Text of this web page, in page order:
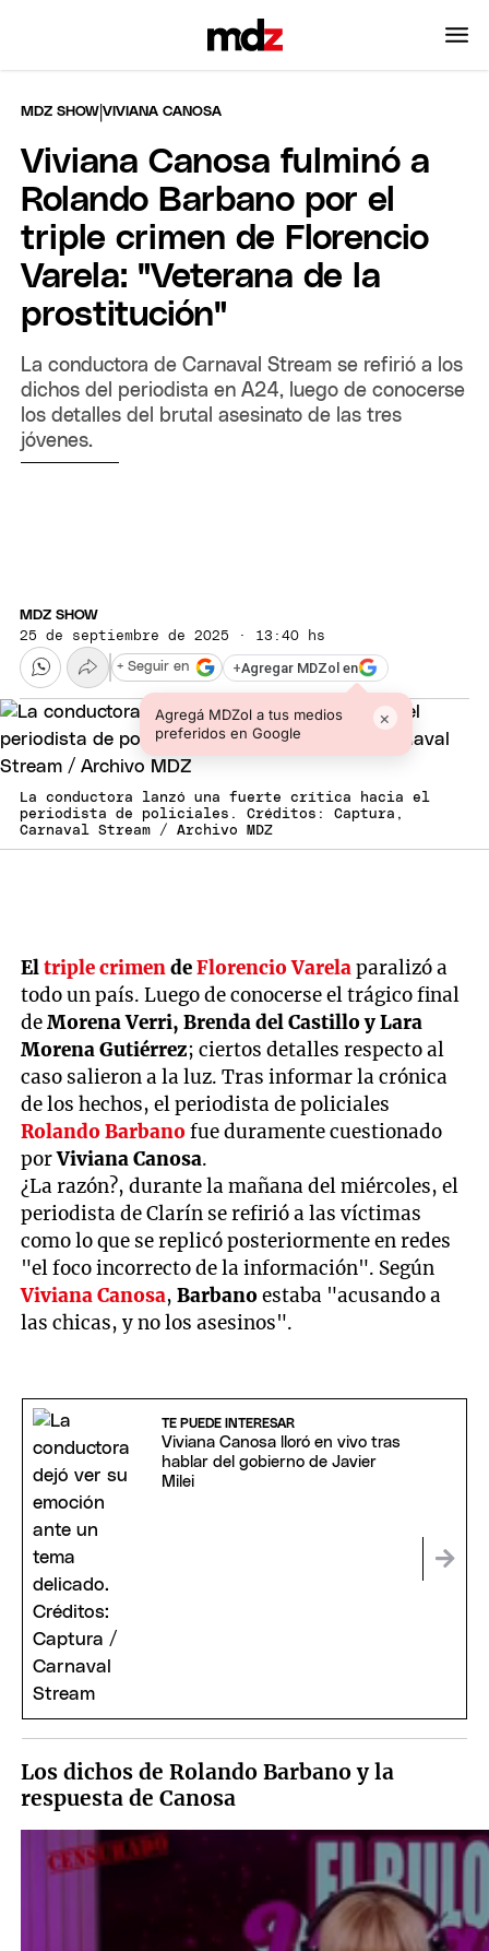
MDZ SHOW |VIVIANA CANOSA
Viviana Canosa fulminó a
Rolando Barbano por el
triple crimen de Florencio
Varela: "Veterana de la
prostitución"
La conductora de Carnaval Stream se refirió a los
dichos del periodista en A24, luego de conocerse
los detalles del brutal asesinato de las tres
jóvenes.
MDZ SHOW
25 de septiembre de 2025 · 13:40 hs
+Agregar MDZol en
Agregá MDZol a tus medios
preferidos en Google
×
+ Seguir en
La conductora lanzó una fuerte crítica hacia el
periodista de policiales. Créditos: Captura,
Carnaval Stream / Archivo MDZ
Eltriple crimendeFlorencio Varelaparalizó a
todo un país. Luego de conocerse el trágico final
deMorena Verri, Brenda del Castillo y Lara
Morena Gutiérrez; ciertos detalles respecto al
caso salieron a la luz. Tras informar la crónica
de los hechos, el periodista de policiales
Rolando Barbanofue duramente cuestionado
porViviana Canosa.
¿La razón?, durante la mañana del miércoles, el
periodista de Clarín se refirió a las víctimas
como lo que se replicó posteriormente en redes
"el foco incorrecto de la información". Según
Viviana Canosa,Barbanoestaba "acusando a
las chicas, y no los asesinos".
TE PUEDE INTERESAR
Viviana Canosa lloró en vivo tras
hablar del gobierno de Javier
Milei
Los dichos de Rolando Barbano y la
respuesta de Canosa